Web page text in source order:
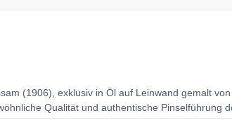
(1906), exklusiv in Öl auf Leinwand gemalt
Qualität und authentische Pinselführung